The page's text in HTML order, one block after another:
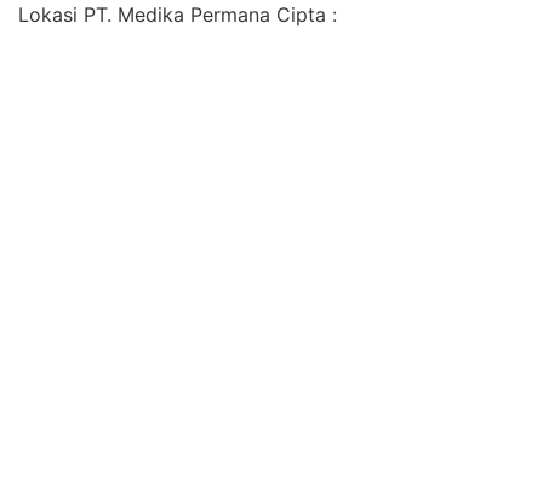
Lokasi PT. Medika Permana Cipta :